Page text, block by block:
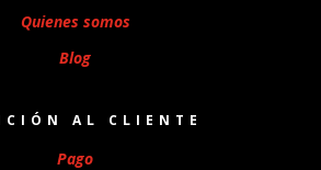
Quienes somos
Blog
AL CLIENTE
Pago